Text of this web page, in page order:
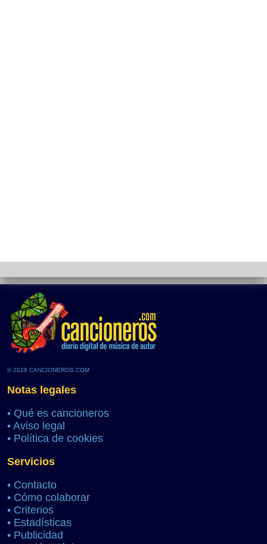
© 2026 CANCIONEROS.COM
Notas legales
• Qué es cancioneros
• Aviso legal
• Política de cookies
Servicios
• Contacto
• Cómo colaborar
• Criterios
• Estadísticas
• Publicidad